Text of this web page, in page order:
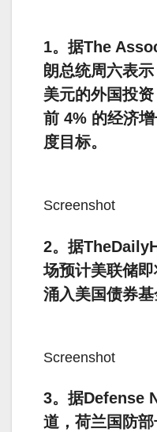
1。据The
朗总统周六表
美元的外国投
前 4% 的经济
度目标。
Screenshot
2。据
场预计美联储
涌入美国债券基
Screenshot
3。据Defense
道，荷兰国防